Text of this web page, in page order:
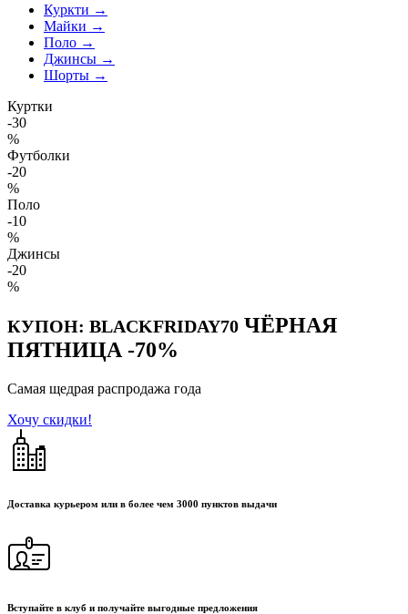
Куркти →
Майки →
Поло →
Джинсы →
Шорты →
Куртки
-30
%
Футболки
-20
%
Поло
-10
%
Джинсы
-20
%
КУПОН: BLACKFRIDAY70 ЧЁРНАЯ
ПЯТНИЦА -70%
Самая щедрая распродажа года
Хочу скидки!
Доставка курьером или в более чем 3000 пунктов выдачи
Вступайте в клуб и получайте выгодные предложения